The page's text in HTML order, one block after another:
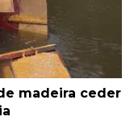
madeira ceder